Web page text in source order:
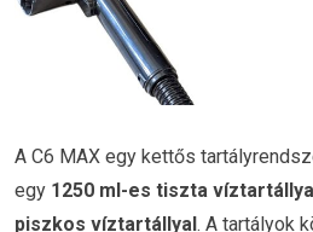
A C6 MAX egy kettős
egy 1250 ml-es tiszta víztartállyal
piszkos víztartállyal . A tartályok